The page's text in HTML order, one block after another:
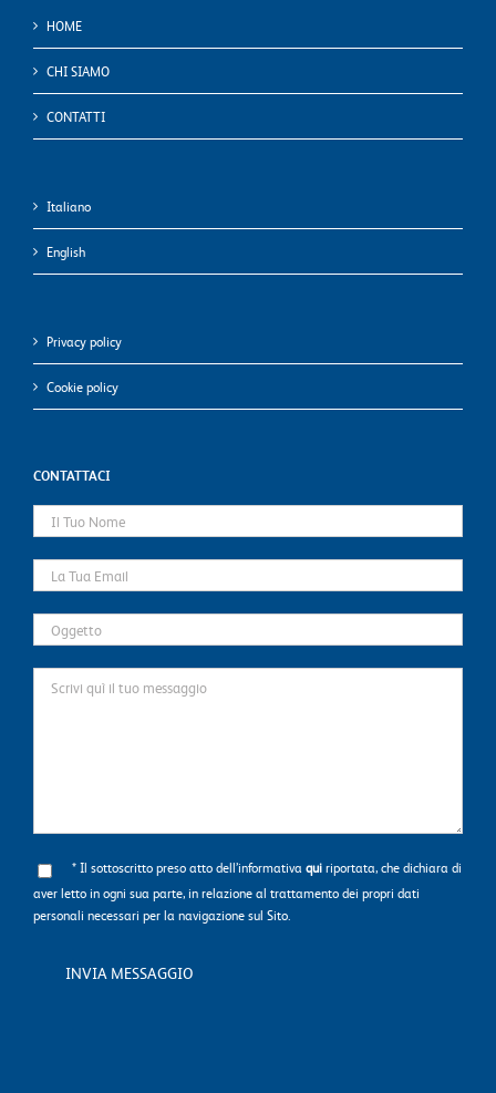
HOME
CHI SIAMO
CONTATTI
Italiano
English
Privacy policy
Cookie policy
CONTATTACI
* Il sottoscritto preso atto dell’informativa quiriportata, che dichiara di
aver letto in ogni sua parte, in relazione al trattamento dei propri dati
personali necessari per la navigazione sul Sito.